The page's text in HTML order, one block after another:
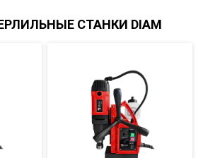
СТАНКИ DIAM